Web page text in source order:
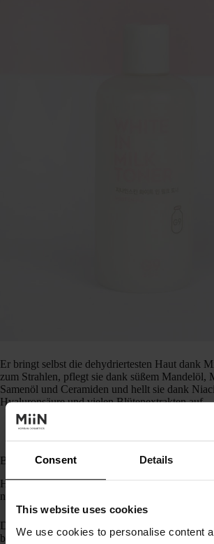
Consent Details
This website uses cookies
We use cookies to personalise content
Er bringt selbst die dehydriertesten Haut dank
zum Strahlen, pflegt sie dank süßem Mandelöl,
Samenöl und Ceramiden und hellt sie dank
Hyaluronsäure und vielen Blütenextrakten auf.
Beste aufhellende koreanische Masken
Hier werden wir schummeln, denn … wir
nur für eine einzige koreanische Tuchmaske
Die Koreaner sind Experten darin, die
bekommen, die wir alle wollen. Deshalb werden